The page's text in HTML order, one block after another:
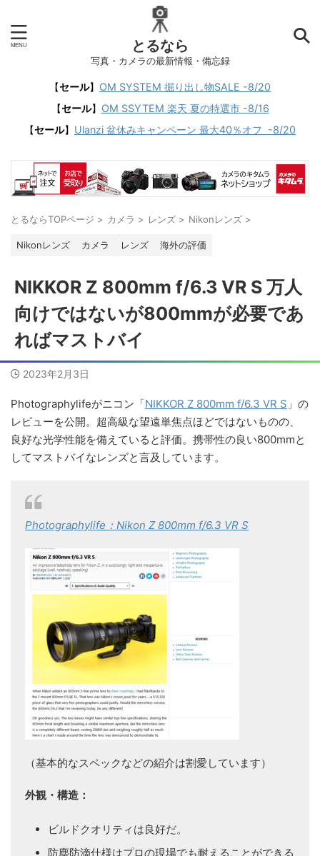
とるなら
写真・カメラの最新情報・備忘録
【セール】 OM SYSTEM 掘り出し物SALE -8/20
【セール】 OM SSYTEM 楽天 夏の特選市 -8/16
【セール】 Ulanzi 盆休みキャンペーン 最大40％オフ -8/20
とるならTOPページ > カメラ > レンズ > Nikonレンズ >
Nikonレンズ カメラ レンズ 海外の評価
NIKKOR Z 800mm f/6.3 VR S 万人
向けではないが800mmが必要であ
ればマストバイ
2023年2月3日
Photographylifeがニコン「NIKKOR Z 800mm f/6.3 VR S 」の
レビューを公開。超高級な望遠単焦点ほどではないものの、
良好な光学性能を備えていると評価。携帯性の良い800mmと
してマストバイなレンズと言及しています。
Photographylife：Nikon Z 800mm f/6.3 VR S
（基本的なスペックなどの紹介は割愛しています）
外観・構造：
ビルドクオリティは良好だ。
防塵防滴仕様はプロの現場でも耐えることができる